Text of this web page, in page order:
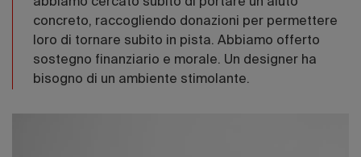
concreto, raccogliendo donazioni per permettere
loro di tornare subito in pista. Abbiamo offerto
sostegno finanziario e morale. Un designer ha
bisogno di un ambiente stimolante.